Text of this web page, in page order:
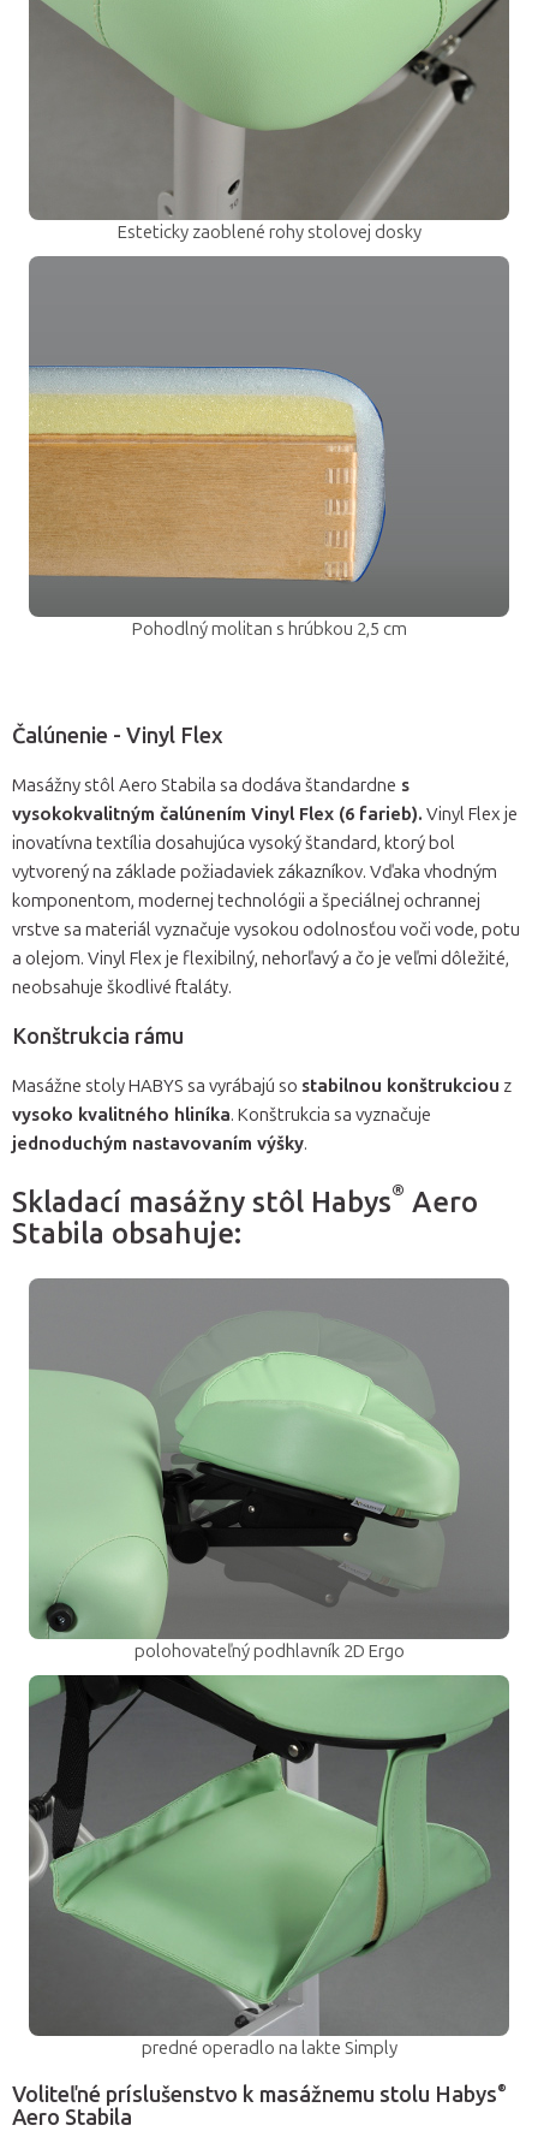
Esteticky zaoblené rohy stolovej dosky
Pohodlný molitan s hrúbkou 2,5 cm
Čalúnenie - Vinyl Flex
Masážny stôl Aero Stabila sa dodáva štandardne s
vysokokvalitným čalúnením Vinyl Flex (6 farieb). Vinyl Flex je
inovatívna textília dosahujúca vysoký štandard, ktorý bol
vytvorený na základe požiadaviek zákazníkov. Vďaka vhodným
komponentom, modernej technológii a špeciálnej ochrannej
vrstve sa materiál vyznačuje vysokou odolnosťou voči vode, potu
a olejom. Vinyl Flex je flexibilný, nehorľavý a čo je veľmi dôležité,
neobsahuje škodlivé ftaláty.
Konštrukcia rámu
Masážne stoly HABYS sa vyrábajú so stabilnou konštrukciou z
vysoko kvalitného hliníka. Konštrukcia sa vyznačuje
jednoduchým nastavovaním výšky.
Skladací masážny stôl Habys® Aero
Stabila obsahuje:
polohovateľný podhlavník 2D Ergo
predné operadlo na lakte Simply
Voliteľné príslušenstvo k masážnemu stolu Habys®
Aero Stabila